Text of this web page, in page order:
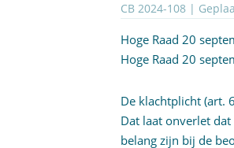
CB 2024-108
Hoge Raad 20
Hoge Raad 20
De klachtplicht (art.
Dat laat onverlet
belang zijn bij de